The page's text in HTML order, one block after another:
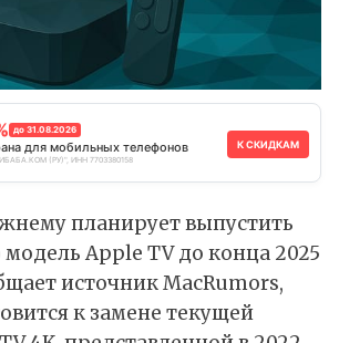
до 31.08.2026
для мобильных телефонов
(РУ)", ИНН 7703380158
К СКИДКАМ
планирует выпустить
Apple TVдо конца 2025
источник MacRumors,
к замене текущей